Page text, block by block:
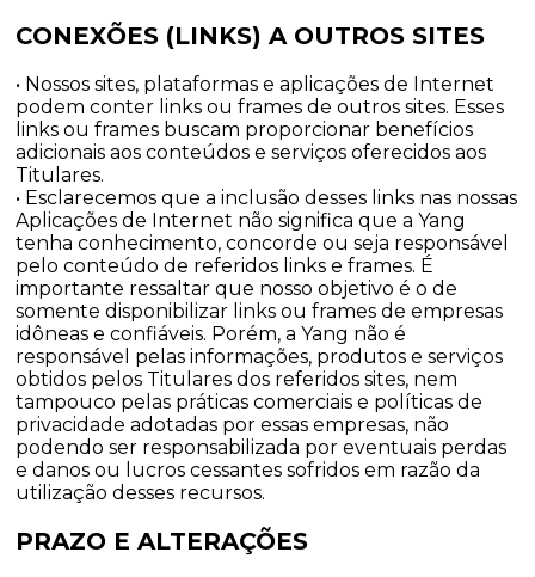
CONEXÕES (LINKS) A OUTROS SITES
• Nossos sites, plataformas e aplicações de Internet
podem conter links ou frames de outros sites. Esses
links ou frames buscam proporcionar benefícios
adicionais aos conteúdos e serviços oferecidos aos
Titulares.
• Esclarecemos que a inclusão desses links nas nossas
Aplicações de Internet não significa que a Yang
tenha conhecimento, concorde ou seja responsável
pelo conteúdo de referidos links e frames. É
importante ressaltar que nosso objetivo é o de
somente disponibilizar links ou frames de empresas
idôneas e confiáveis. Porém, a Yang não é
responsável pelas informações, produtos e serviços
obtidos pelos Titulares dos referidos sites, nem
tampouco pelas práticas comerciais e políticas de
privacidade adotadas por essas empresas, não
podendo ser responsabilizada por eventuais perdas
e danos ou lucros cessantes sofridos em razão da
utilização desses recursos.
PRAZO E ALTERAÇÕES